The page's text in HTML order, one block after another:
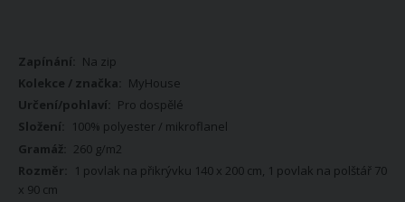
Více
informací
Na zip
MyHouse
Pro dospělé
100% polyester / mikroflanel
260 g/m2
1 povlak na přikrývku 140 x 200 cm, 1 povlak na polštář 70
x 90 cm